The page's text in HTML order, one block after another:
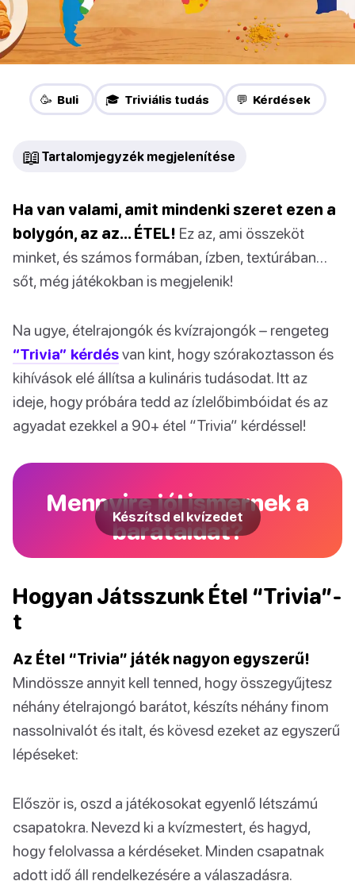
🥳 Buli 🎓 Triviális tudás 💬 Kérdések
📖 Tartalomjegyzék megjelenítése
Ha van valami, amit mindenki szeret ezen a
bolygón, az az… ÉTEL! Ez az, ami összeköt
minket, és számos formában, ízben, textúrában…
sőt, még játékokban is megjelenik!
Na ugye, ételrajongók és kvízrajongók – rengeteg
“Trivia” kérdésvan kint, hogy szórakoztasson és
kihívások elé állítsa a kulináris tudásodat. Itt az
ideje, hogy próbára tedd az ízlelőbimbóidat és az
agyadat ezekkel a 90+ étel “Trivia” kérdéssel!
Mennyire jól ismernek a
barátaidat?
Készítsd el kvízedet
Hogyan Játsszunk Étel “Trivia”-
t
Az Étel “Trivia” játék nagyon egyszerű!
Mindössze annyit kell tenned, hogy összegyűjtesz
néhány ételrajongó barátot, készíts néhány finom
nassolnivalót és italt, és kövesd ezeket az egyszerű
lépéseket:
Először is, oszd a játékosokat egyenlő létszámú
csapatokra. Nevezd ki a kvízmestert, és hagyd,
hogy felolvassa a kérdéseket. Minden csapatnak
adott idő áll rendelkezésére a válaszadásra.